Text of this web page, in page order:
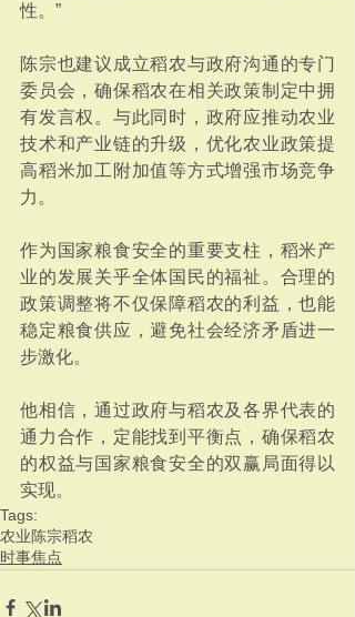
性。”
陈宗也建议成立稻农与政府沟通的专门
委员会，确保稻农在相关政策制定中拥
有发言权。与此同时，政府应推动农业
技术和产业链的升级，优化农业政策提
高稻米加工附加值等方式增强市场竞争
力。
作为国家粮食安全的重要支柱，稻米产
业的发展关乎全体国民的福祉。合理的
政策调整将不仅保障稻农的利益，也能
稳定粮食供应，避免社会经济矛盾进一
步激化。
他相信，通过政府与稻农及各界代表的
通力合作，定能找到平衡点，确保稻农
的权益与国家粮食安全的双赢局面得以
实现。
Tags:
农业陈宗稻农
时事焦点